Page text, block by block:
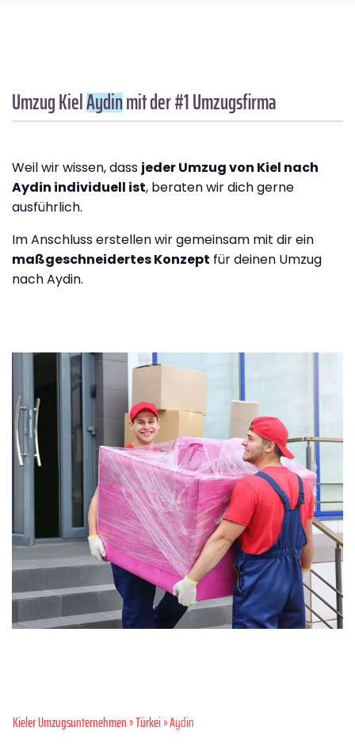
Umzug KielAydinmit der #1 Umzugsfirma
Weil wir wissen, dass jeder Umzug von Kiel nach
Aydin individuell ist, beraten wir dich gerne
ausführlich.
Im Anschluss erstellen wir gemeinsam mit dir ein
maßgeschneidertes Konzept für deinen Umzug
nach Aydin.
Kieler Umzugsunternehmen»Türkei» Aydin